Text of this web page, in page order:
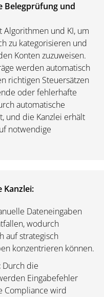
Belegprüfung und
Algorithmen und KI, um
zu kategorisieren und
Konten zuzuweisen.
werden automatisch
richtigen Steuersätzen
oder fehlerhafte
automatische
und die Kanzlei erhält
notwendige
Kanzlei:
Dateneingaben
wodurch
auf strategisch
konzentrieren können.
Durch die
Eingabefehler
Compliance wird